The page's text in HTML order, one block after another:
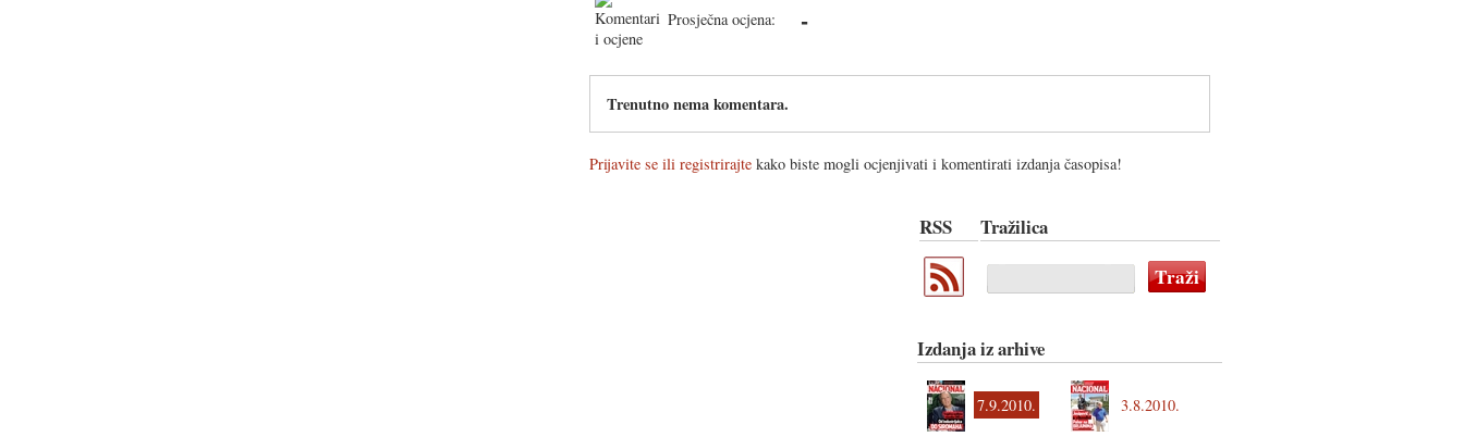
Prosječna ocjena: -
Trenutno nema komentara.
Prijavite se ili registrirajte kako biste mogli ocjenjivati i komentirati izdanja časopisa!
RSS Tražilica
Izdanja iz arhive
7.9.2010. 3.8.2010.